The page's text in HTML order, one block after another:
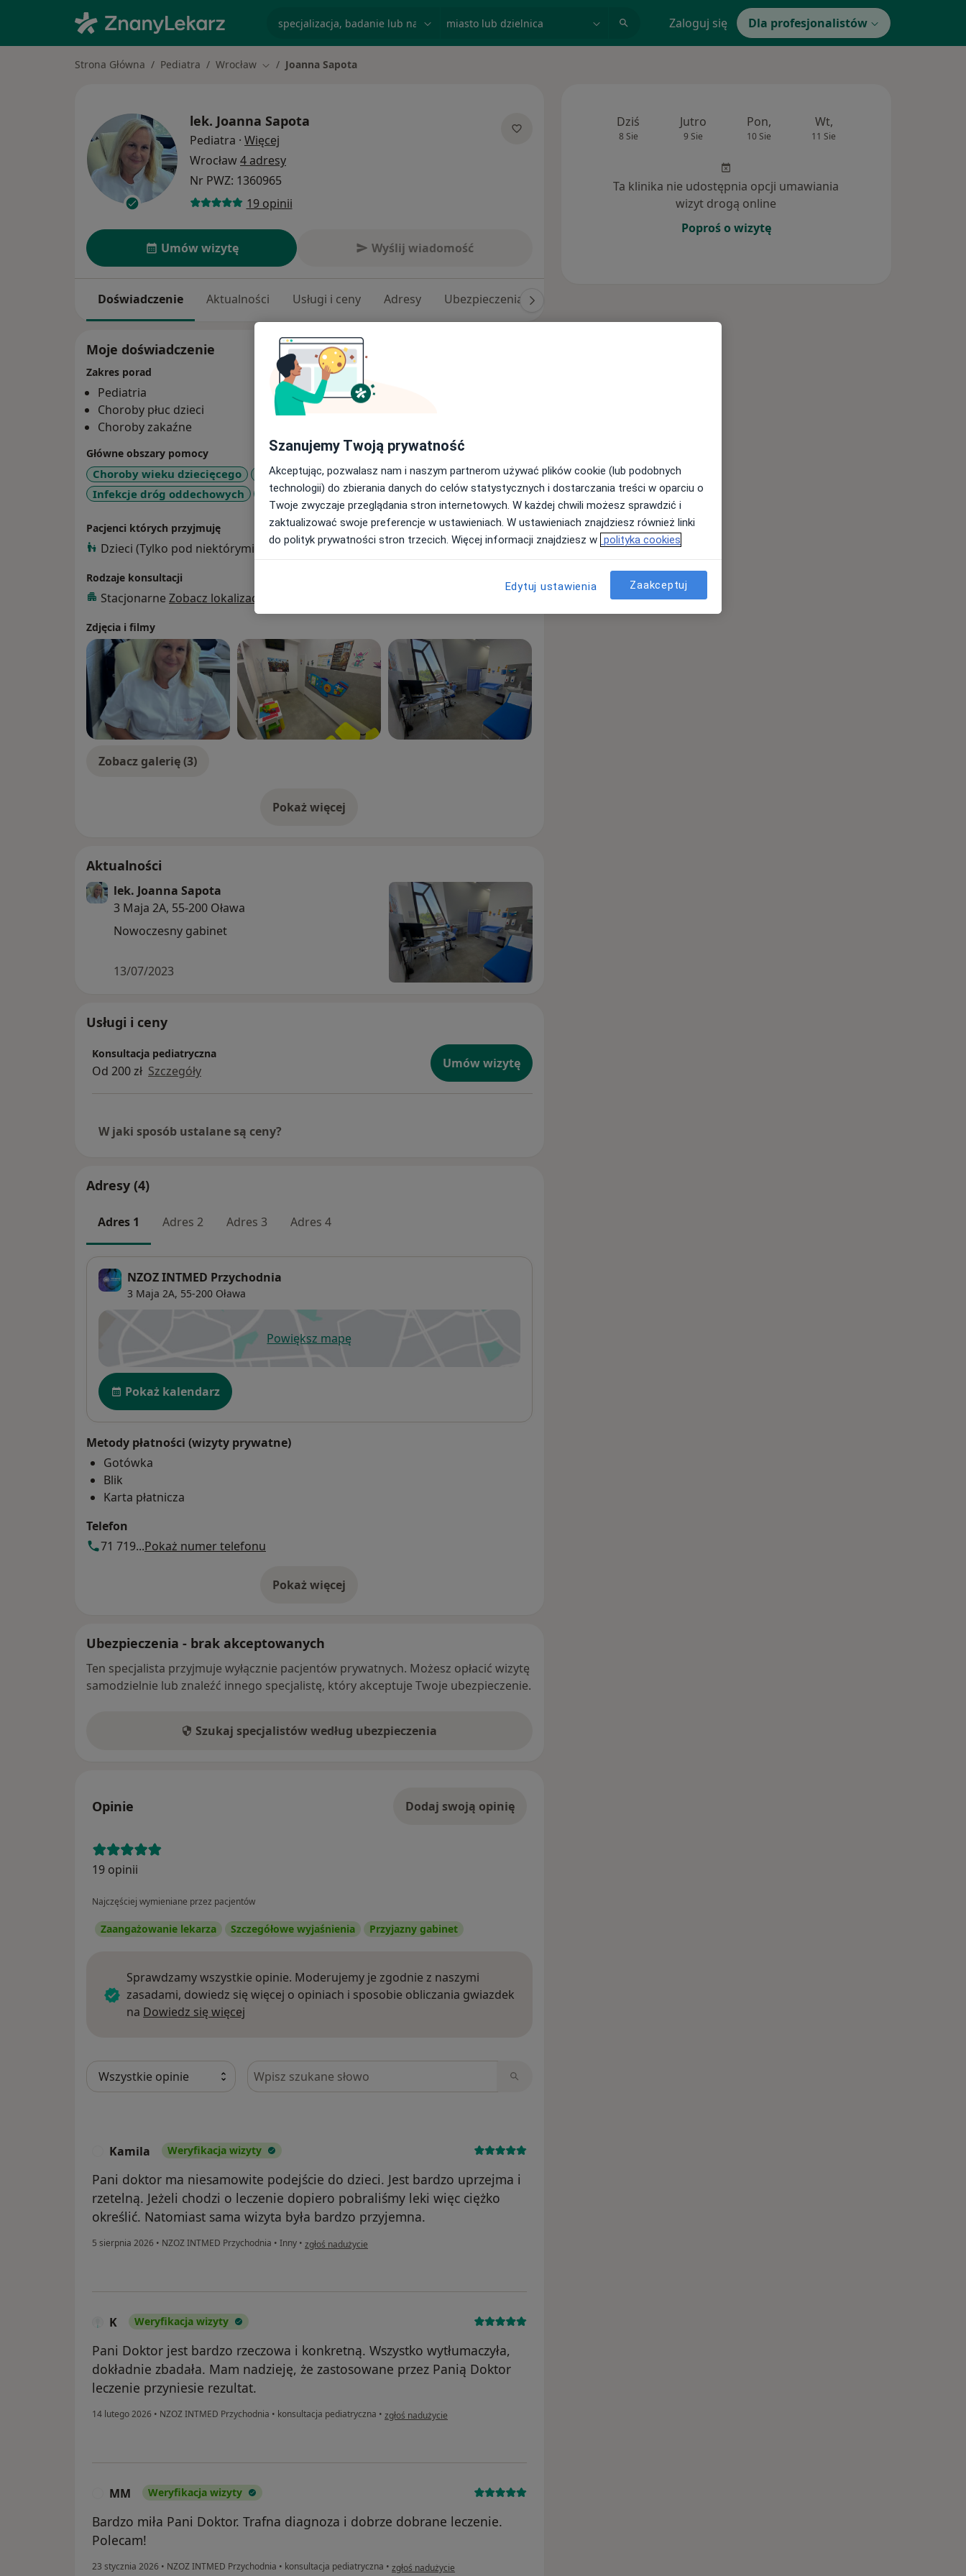
Zaloguj się Dla profesjonalistów
Strona Główna Pediatra Wrocław Zmień miasto
Joanna Sapota
lek. Joanna Sapota
Pediatra · Więcej
Wrocław4 adresy
Nr PWZ: 1360965
19 opinii
Umów wizytę Wyślij wiadomość
Doświadczenie Aktualności Usługi i ceny Adresy Ubezpieczenia
Moje doświadczenie
Zakres porad
Pediatria
Choroby płuc dzieci
Choroby zakaźne
Główne obszary pomocy
Choroby wieku dziecięcego Angina
Zapalenie oskrzeli
Infekcje dróg oddechowych
Zapalenie płuc +5a11y_sr_more_diseases
Pacjenci których przyjmuję
Dzieci (Tylko pod niektórymi adresami)
Rodzaje konsultacji
Stacjonarne Zobacz lokalizacje (1)
Zdjęcia i filmy
Zobacz galerię (3)
Pokaż więcejo doświadczeniu
Aktualności
lek. Joanna Sapota
3 Maja 2A, 55-200 Oława
Nowoczesny gabinet
13/07/2023
Usługi i ceny
Konsultacja pediatryczna
Od 200 zł Szczegóły Umów wizytę
W jaki sposób ustalane są ceny?
Adresy (4)
Adres 1 Adres 2 Adres 3 Adres 4
NZOZ INTMED Przychodnia
3 Maja 2A, 55-200 Oława
Powiększ mapęotwiera się w nowej karcie
Dostępność
Pokaż kalendarz
Metody płatności (wizyty prywatne)
Gotówka
Blik
Karta płatnicza
Telefon
71 719...Pokaż numer telefonu
Pokaż więcej
o adresie
Ubezpieczenia - brak akceptowanych
Ten specjalista przyjmuje wyłącznie pacjentów prywatnych. Możesz opłacić wizytę
samodzielnie lub znaleźć innego specjalistę, który akceptuje Twoje ubezpieczenie.
Szukaj specjalistów według ubezpieczenia
Opinie Dodaj swoją opinię
19 opinii
Najczęściej wymieniane przez pacjentów
Zaangażowanie lekarza Szczegółowe wyjaśnienia Przyjazny gabinet
Sprawdzamy wszystkie opinie. Moderujemy je zgodnie z naszymi
zasadami, dowiedz się więcej o opiniach i sposobie obliczania gwiazdek
na Dowiedz się więcej
Szukaj w opiniach
Kamila Weryfikacja wizyty
Pani doktor ma niesamowite podejście do dzieci. Jest bardzo uprzejma i
rzetelną. Jeżeli chodzi o leczenie dopiero pobraliśmy leki więc ciężko
określić. Natomiast sama wizyta była bardzo przyjemna.
5 sierpnia 2026 • NZOZ INTMED Przychodnia • Inny • w opinii użytkownika Kamila
zgłoś nadużycie
K Weryfikacja wizyty
Pani Doktor jest bardzo rzeczowa i konkretną. Wszystko wytłumaczyła,
dokładnie zbadała. Mam nadzieję, że zastosowane przez Panią Doktor
leczenie przyniesie rezultat.
14 lutego 2026 • NZOZ INTMED Przychodnia • konsultacja pediatryczna • w opinii użytkownika K
zgłoś nadużycie
MM Weryfikacja wizyty
Bardzo miła Pani Doktor. Trafna diagnoza i dobrze dobrane leczenie.
Polecam!
23 stycznia 2026 • NZOZ INTMED Przychodnia • konsultacja pediatryczna • w opinii użytkownika MM
zgłoś nadużycie
Dziś
8 Sie
Jutro
9 Sie
Pon,
10 Sie
Wt,
11 Sie
Ta klinika nie udostępnia opcji umawiania
wizyt drogą online
Poproś o wizytę
Szanujemy Twoją prywatność
Akceptując, pozwalasz nam i naszym partnerom używać plików cookie (lub podobnych
technologii) do zbierania danych do celów statystycznych i dostarczania treści w oparciu o
Twoje zwyczaje przeglądania stron internetowych. W każdej chwili możesz sprawdzić i
zaktualizować swoje preferencje w ustawieniach. W ustawieniach znajdziesz również linki
do polityk prywatności stron trzecich. Więcej informacji znajdziesz w polityka cookies
Edytuj ustawienia Zaakceptuj